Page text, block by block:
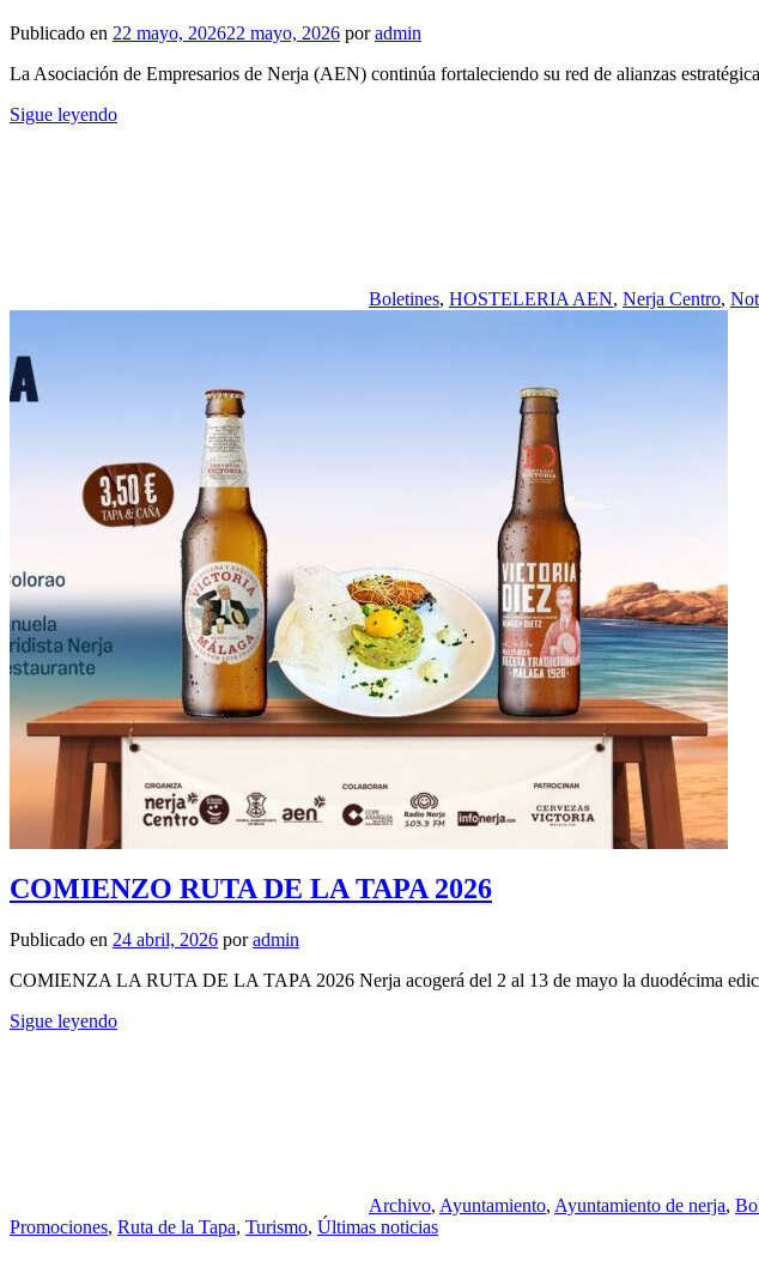
Publicado en 22 mayo, 202622 mayo, 2026 poradmin
La Asociación de Empresarios de Nerja (AEN) continúa fortaleciendo su red de alianzas
Sigue leyendo
Boletines, HOSTELERIA AEN, Nerja Centro,
COMIENZO RUTA DE LA TAPA 2026
Publicado en 24 abril, 2026 poradmin
COMIENZA LA RUTA DE LA TAPA 2026 Nerja acogerá del 2 al 13 de mayo la duodécima
Sigue leyendo
Archivo, Ayuntamiento, Ayuntamiento de nerja,
Promociones, Ruta de la Tapa, Turismo, Últimas noticias